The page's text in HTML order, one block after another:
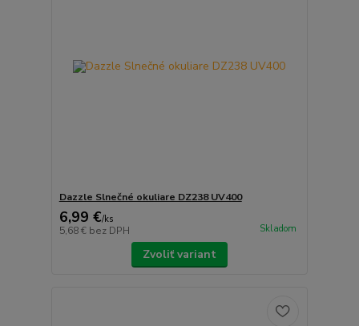
Dazzle Slnečné okuliare DZ238 UV400
6,99 €/ks
5,68 € bez DPH Skladom
Zvoliť variant